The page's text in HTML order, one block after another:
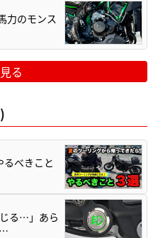
力のモンス
る
るべきこと
る…」あら